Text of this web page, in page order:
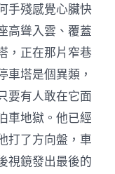
手殘感覺心臟快
高聳入雲、覆蓋
，正在那片窄巷
車塔是個異類，
要有人敢在它面
車地獄。他已經
打了方向盤，車
視鏡發出最後的